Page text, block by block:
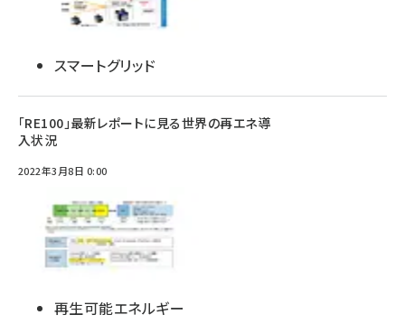
スマートグリッド
「RE100」最新レポートに見る世界の再エネ導
入状況
2022年3月8日 0:00
再生可能エネルギー